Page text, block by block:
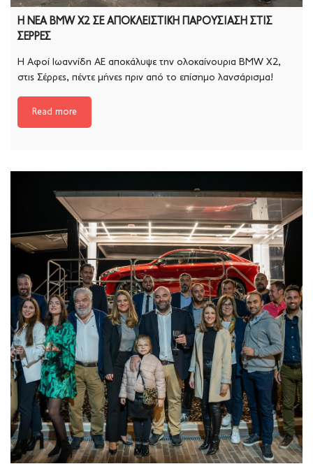
Η ΝΕΑ BMW X2 ΣΕ ΑΠΟΚΛΕΙΣΤΙΚΗ ΠΑΡΟΥΣΙΑΣΗ ΣΤΙΣ
ΣΕΡΡΕΣ
Η Αφοί Ιωαννίδη ΑΕ αποκάλυψε την ολοκαίνουρια ΒMW X2,
στις Σέρρες, πέντε μήνες πριν από το επίσημο λανσάρισμα!
Read more